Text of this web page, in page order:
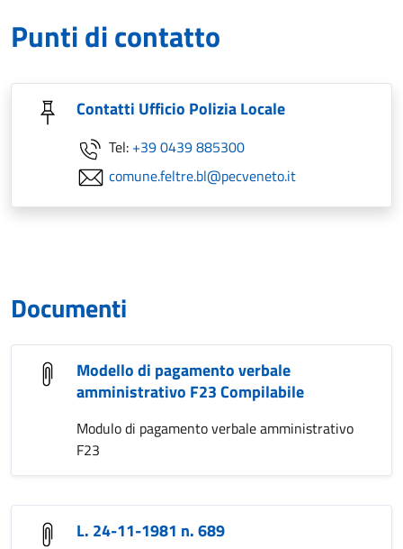
Punti di contatto
Contatti Ufficio Polizia Locale
Tel: +39 0439 885300
comune.feltre.bl@pecveneto.it
Documenti
Modello di pagamento verbale
amministrativo F23 Compilabile
Modulo di pagamento verbale amministrativo
F23
L. 24-11-1981 n. 689